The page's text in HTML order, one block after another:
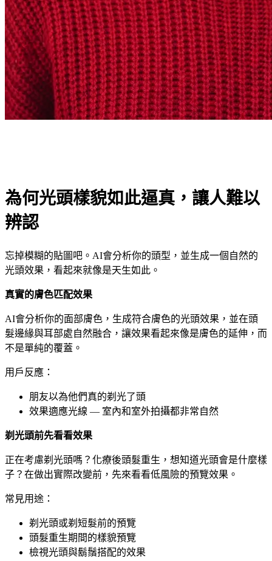
為何光頭樣貌如此逼真，讓人難以
辨認
忘掉模糊的貼圖吧。AI會分析你的頭型，並生成一個自然的
光頭效果，看起來就像是天生如此。
真實的膚色匹配效果
AI會分析你的面部膚色，生成符合膚色的光頭效果，並在頭
髮邊緣與耳部處自然融合，讓效果看起來像是膚色的延伸，而
不是單純的覆蓋。
用戶反應：
朋友以為他們真的剃光了頭
效果適應光線 — 室內和室外拍攝都非常自然
剃光頭前先看看效果
正在考慮剃光頭嗎？化療後頭髮重生，想知道光頭會是什麼樣
子？在做出實際改變前，先來看看低風險的預覽效果。
常見用途：
剃光頭或剃短髮前的預覽
頭髮重生期間的樣貌預覽
檢視光頭與鬍鬚搭配的效果